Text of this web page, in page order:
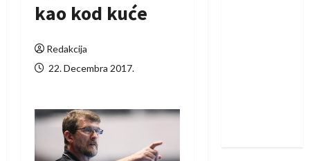
kao kod kuće
Redakcija
22. Decembra 2017.